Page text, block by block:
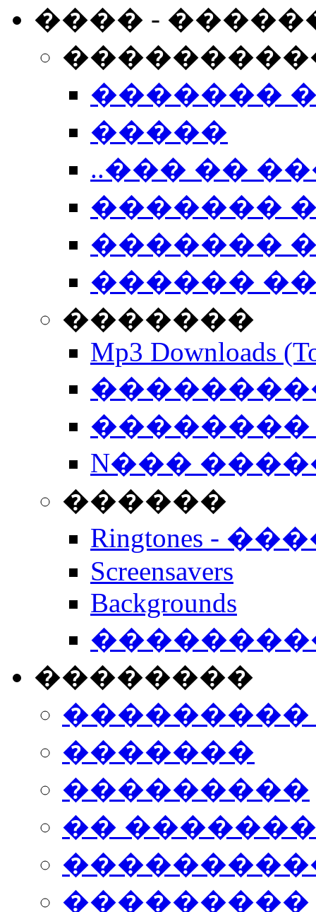
���� -
�������
�����
..��� ��
�������
�������
������
�������
Mp3 Downloads
��������
N���
������
Ringtones -
Screensavers
Backgrounds
��������
���������
�������
���������
��
���������